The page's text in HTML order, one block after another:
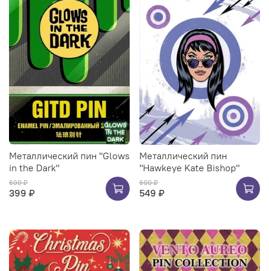
Металлический пин "Glows
in the Dark"
600 ₽
399 ₽
Металлический пин
"Hawkeye Kate Bishop"
600 ₽
549 ₽